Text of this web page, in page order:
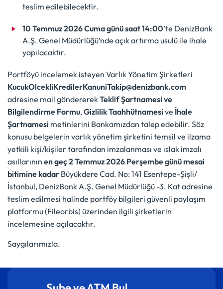
teslim edilebilecektir.
10 Temmuz 2026 Cuma günü saat 14:00’te DenizBank
A.Ş. Genel Müdürlüğü’nde açık artırma usulü ile ihale
yapılacaktır.
Portföyü incelemek isteyen Varlık Yönetim Şirketleri
KucukOlcekliKredilerKanuniTakip@denizbank.com
adresine mail göndererekTeklif Şartnamesi ve
Bilgilendirme Formu,Gizlilik Taahhütnamesi ve İhale
Şartnamesi metinlerini Bankamızdan talep edebilir. Söz
konusu belgelerin varlık yönetim şirketini temsil ve ilzama
yetkili kişi/kişiler tarafından imzalanması ve ıslak imzalı
asıllarının en geç 2 Temmuz 2026 Perşembe günü mesai
bitimine kadar Büyükdere Cad. No: 141 Esentepe-Şişli/
İstanbul, DenizBank A.Ş. Genel Müdürlüğü -3. Kat adresine
teslim edilmesi halinde portföy bilgileri güvenli paylaşım
platformu (Fileorbis) üzerinden ilgili şirketlerin
incelemesine açılacaktır.
Saygılarımızla.